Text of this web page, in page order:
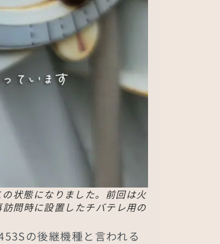
状態になりました。前回は火
問時に設置したチバテレ用の
の後継機種と言われる